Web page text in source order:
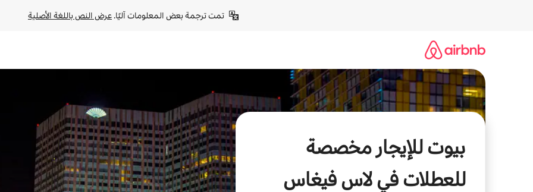
تمت ترجمة بعض المعلومات آليًا. عرض النص باللغة الأصلية
بيوت للإيجار مخصصة
للعطلات في لاس فيغاس